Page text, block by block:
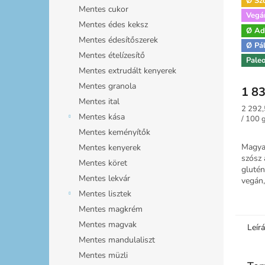
Mentes cukor
Mentes édes keksz
Mentes édesítőszerek
Mentes ételízesítő
Mentes extrudált kenyerek
Mentes granola
Mentes ital
Mentes kása
Mentes keményítők
Mentes kenyerek
Mentes köret
Mentes lekvár
Mentes lisztek
Mentes magkrém
Mentes magvak
Mentes mandulaliszt
Mentes müzli
Ø
Ø
Paleo
1
2
/ 100
szósz